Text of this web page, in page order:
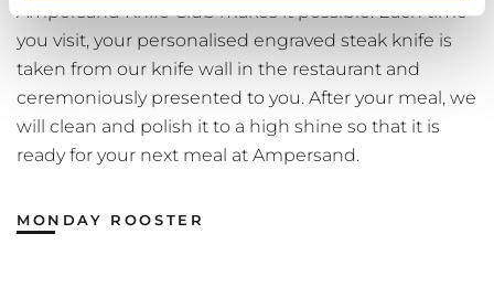
Ampersand Knife Club makes it possible. Each time
you visit, your personalised engraved steak knife is
taken from our knife wall in the restaurant and
ceremoniously presented to you. After your meal, we
will clean and polish it to a high shine so that it is
ready for your next meal at Ampersand.
MONDAY ROOSTER